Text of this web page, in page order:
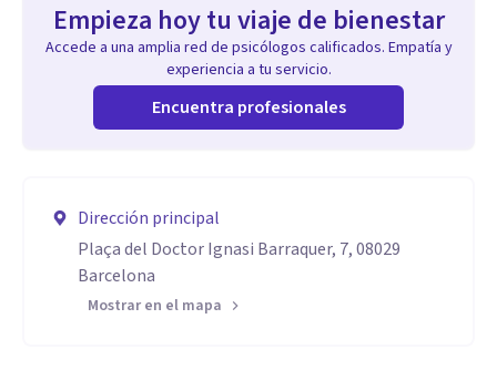
Empieza hoy tu viaje de bienestar
Accede a una amplia red de psicólogos calificados. Empatía y
experiencia a tu servicio.
Encuentra profesionales
Dirección principal
Plaça del Doctor Ignasi Barraquer, 7, 08029
Barcelona
Mostrar en el mapa